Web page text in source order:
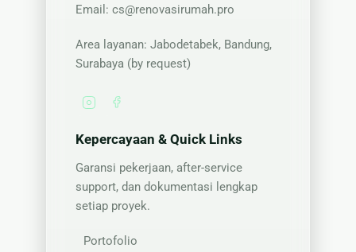
Email:cs@renovasirumah.pro
Area layanan: Jabodetabek, Bandung,
Surabaya (by request)
Kepercayaan & Quick Links
Garansi pekerjaan, after-service
support, dan dokumentasi lengkap
setiap proyek.
Portofolio